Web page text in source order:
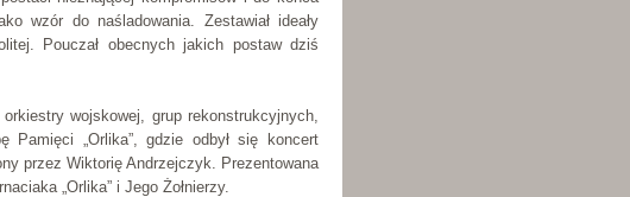
wzór do naśladowania. Zestawiał ideały
Pouczał obecnych jakich postaw dziś
wojskowej, grup rekonstrukcyjnych,
Pamięci „Orlika”, gdzie odbył się koncert
przez Wiktorię Andrzejczyk. Prezentowana
„Orlika” i Jego Żołnierzy.